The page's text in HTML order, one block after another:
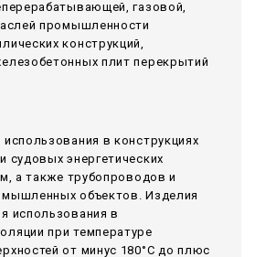
газовой,
промышленности
конструкций,
плит перекрытий
в конструкциях
судовых энергетических
а также трубопроводов и
объектов. Изделия
использования в
при температуре
от минус 180°С до плюс